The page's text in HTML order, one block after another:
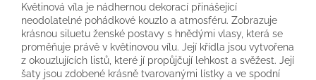
Květinová víla je nádhernou dekorací přinášející
neodolatelné pohádkové kouzlo a atmosféru. Zobrazuje
krásnou siluetu ženské postavy s hnědými vlasy, která se
proměňuje právě v květinovou vílu. Její křídla jsou vytvořena
z okouzlujících listů, které jí propůjčují lehkost a svěžest. Její
šaty jsou zdobené krásně tvarovanými lístky a ve spodní